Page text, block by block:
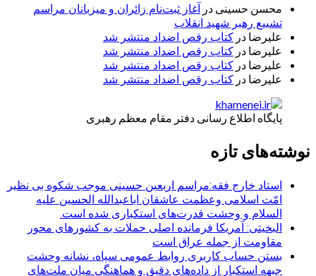
محسن حسینی در آغاز ثبت‌نام زائران و میزبانان مراسم
تشییع رهبر شهید انقلاب
علیرضا در کتاب رقص اضداد منتشر شد
علیرضا در کتاب رقص اضداد منتشر شد
علیرضا در کتاب رقص اضداد منتشر شد
علیرضا در کتاب رقص اضداد منتشر شد
پایگاه اطلاع رسانی دفتر مقام معظم رهبری
نوشته‌های تازه
استاد خارج فقه:مراسم اربعین حسینی موجب شکوه بی نظیر
امّت اسلامی وعظمت عاشقان اباعبدالله الحسین علیه
السلام و وحشت قدرت‌های استکباری شده است.
البخیتی: آمریکا فرمانده اصلی حملات به کشورهای محور
مقاومت از جمله عراق است
بستن حساب کاربری روابط عمومی سپاه، نشانه‌ وحشت
جبهه استکبار از داده‌های دقیق و هماهنگی میان ملت‌های